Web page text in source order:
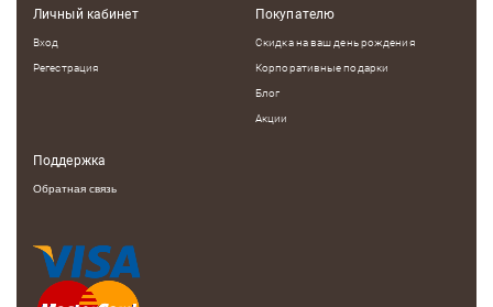
Личный кабинет
Вход
Регестрация
Покупателю
Скидка на ваш день рождения
Корпоративные подарки
Блог
Акции
Поддержка
Обратная связь